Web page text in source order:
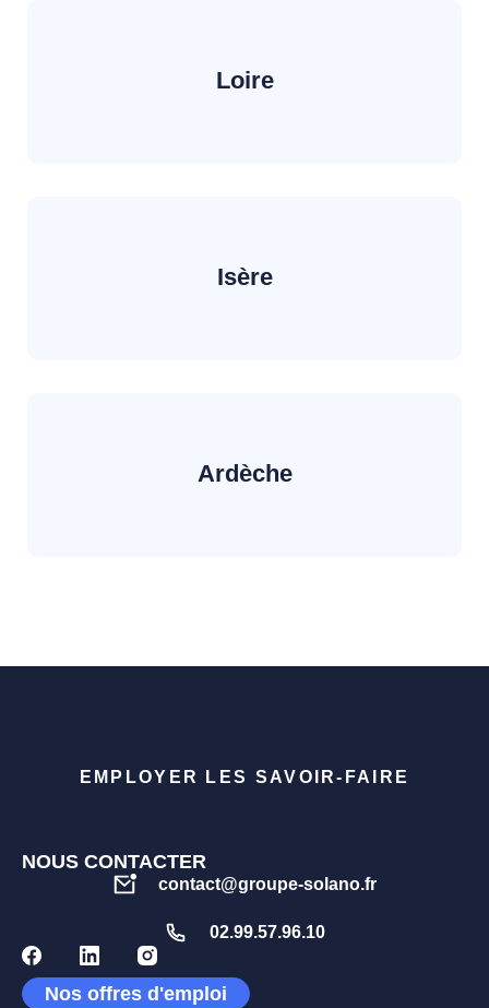
Loire
Isère
Ardèche
EMPLOYER LES SAVOIR-FAIRE
NOUS CONTACTER
contact@groupe-solano.fr
02.99.57.96.10
Nos offres d'emploi